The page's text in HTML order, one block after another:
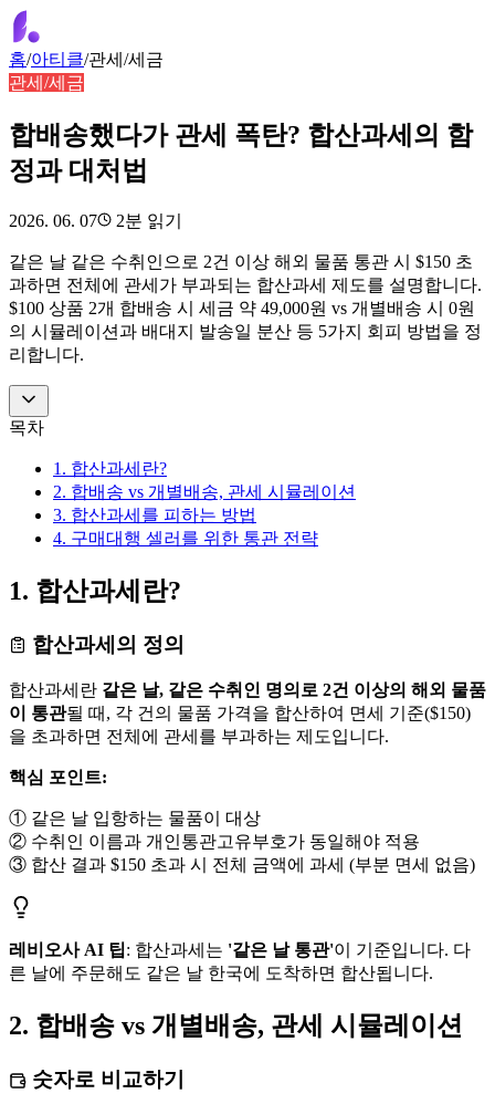
홈/아티클/관세/세금
관세/세금
합배송했다가 관세 폭탄? 합산과세의 함
정과 대처법
2026. 06. 07 2분 읽기
같은 날 같은 수취인으로 2건 이상 해외 물품 통관 시 $150 초
과하면 전체에 관세가 부과되는 합산과세 제도를 설명합니다.
$100 상품 2개 합배송 시 세금 약 49,000원 vs 개별배송 시 0원
의 시뮬레이션과 배대지 발송일 분산 등 5가지 회피 방법을 정
리합니다.
목차
1. 합산과세란?
2. 합배송 vs 개별배송, 관세 시뮬레이션
3. 합산과세를 피하는 방법
4. 구매대행 셀러를 위한 통관 전략
1. 합산과세란?
합산과세의 정의
합산과세란 같은 날, 같은 수취인 명의로 2건 이상의 해외 물품
이 통관될 때, 각 건의 물품 가격을 합산하여 면세 기준($150)
을 초과하면 전체에 관세를 부과하는 제도입니다.
핵심 포인트:
① 같은 날 입항하는 물품이 대상
② 수취인 이름과 개인통관고유부호가 동일해야 적용
③ 합산 결과 $150 초과 시 전체 금액에 과세 (부분 면세 없음)
레비오사 AI 팁: 합산과세는 '같은 날 통관'이 기준입니다. 다
른 날에 주문해도 같은 날 한국에 도착하면 합산됩니다.
2. 합배송 vs 개별배송, 관세 시뮬레이션
숫자로 비교하기